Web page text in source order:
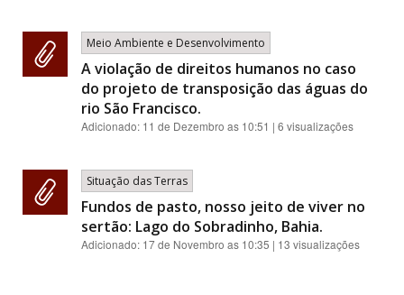
Meio Ambiente e Desenvolvimento
A violação de direitos humanos no caso
do projeto de transposição das águas do
rio São Francisco.
Adicionado: 11 de Dezembro as 10:51 | 6 visualizações
Situação das Terras
Fundos de pasto, nosso jeito de viver no
sertão: Lago do Sobradinho, Bahia.
Adicionado: 17 de Novembro as 10:35 | 13 visualizações